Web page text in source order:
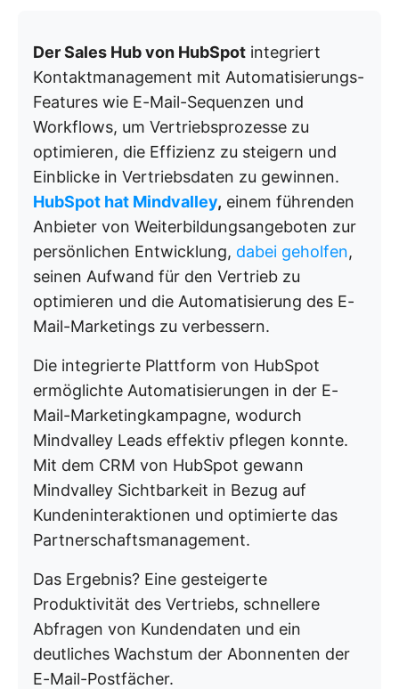
Der Sales Hub von HubSpot integriert
Kontaktmanagement mit Automatisierungs-
Features wie E-Mail-Sequenzen und
Workflows, um Vertriebsprozesse zu
optimieren, die Effizienz zu steigern und
Einblicke in Vertriebsdaten zu gewinnen.
HubSpot hat Mindvalley, einem führenden
Anbieter von Weiterbildungsangeboten zur
persönlichen Entwicklung, dabei geholfen,
seinen Aufwand für den Vertrieb zu
optimieren und die Automatisierung des E-
Mail-Marketings zu verbessern.
Die integrierte Plattform von HubSpot
ermöglichte Automatisierungen in der E-
Mail-Marketingkampagne, wodurch
Mindvalley Leads effektiv pflegen konnte.
Mit dem CRM von HubSpot gewann
Mindvalley Sichtbarkeit in Bezug auf
Kundeninteraktionen und optimierte das
Partnerschaftsmanagement.
Das Ergebnis? Eine gesteigerte
Produktivität des Vertriebs, schnellere
Abfragen von Kundendaten und ein
deutliches Wachstum der Abonnenten der
E-Mail-Postfächer.